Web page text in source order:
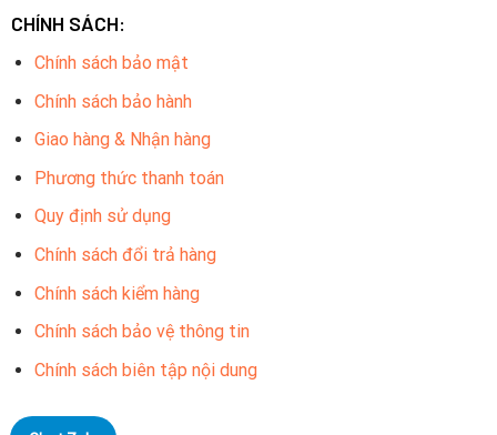
CHÍNH SÁCH:
Chính sách bảo mật
Chính sách bảo hành
Giao hàng & Nhận hàng
Phương thức thanh toán
Quy định sử dụng
Chính sách đổi trả hàng
Chính sách kiểm hàng
Chính sách bảo vệ thông tin
Chính sách biên tập nội dung